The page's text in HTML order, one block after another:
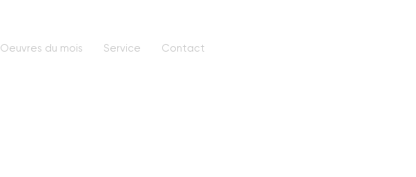
Oeuvres du mois Service Contact